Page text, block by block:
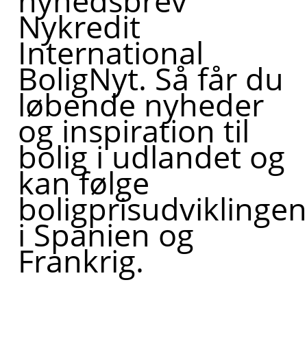
Nykredit
International
BoligNyt. Så får du
løbende nyheder
og inspiration til
bolig i udlandet og
kan følge
boligprisudviklingen
i Spanien og
Frankrig.